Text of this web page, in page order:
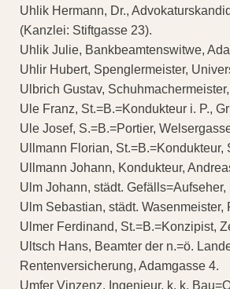
Uhlik Hermann, Dr.,
(Kanzlei: Stiftgasse 23).
Uhlik Julie, Bankbeamtenswitwe,
Uhlir Hubert, Spenglermeister,
Ulbrich Gustav,
Ule Franz, St.=B.=Kondukteur i. P.,
Ule Josef, S.=B.=Portier,
Ullmann Florian, St.=B.=Kondukteur,
Ullmann Johann, Kondukteur,
Ulm Johann, städt.
Ulm Sebastian, städt. Wasenmeister,
Ulmer Ferdinand, St.=B.=Konzipist,
Ultsch Hans, Beamter der n.=ö.
Rentenversicherung, Adamgasse 4.
Umfer Vinzenz, Ingenieur, k. k.